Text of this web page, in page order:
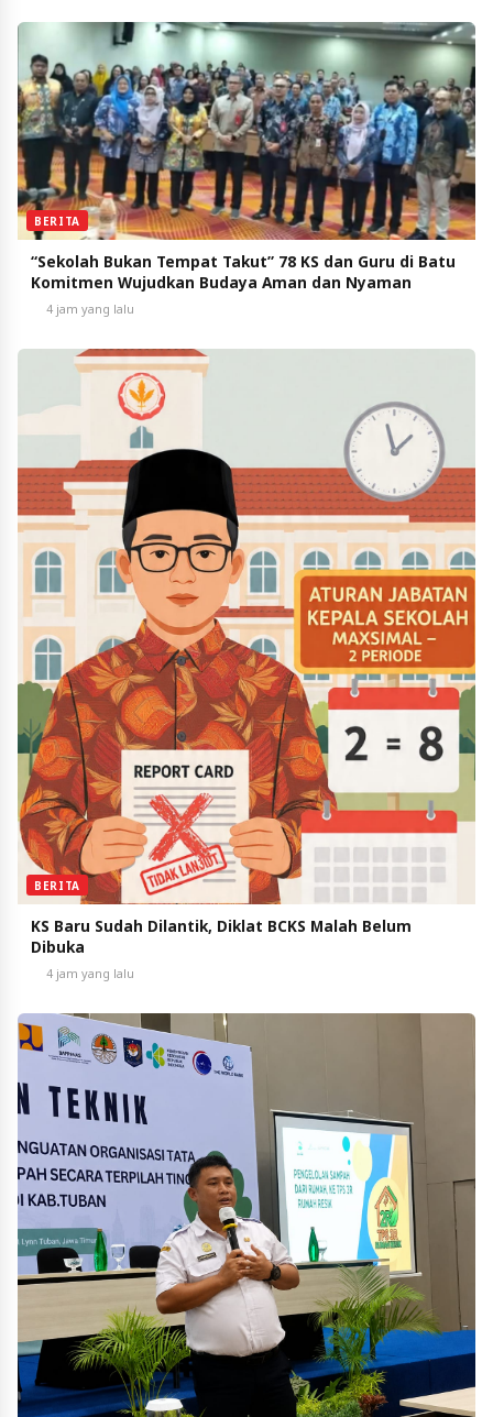
BERITA
“Sekolah Bukan Tempat Takut” 78 KS dan Guru di Batu
Komitmen Wujudkan Budaya Aman dan Nyaman
4 jam yang lalu
BERITA
KS Baru Sudah Dilantik, Diklat BCKS Malah Belum
Dibuka
4 jam yang lalu